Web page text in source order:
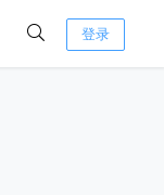
登录